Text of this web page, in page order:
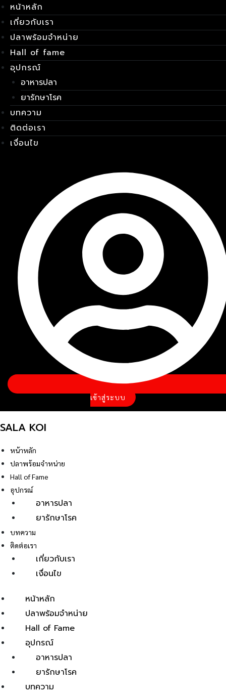
Skip
to
content
หน้าหลัก
เกี่ยวกับเรา
ปลาพร้อมจำหน่าย
Hall of fame
อุปกรณ์
อาหารปลา
ยารักษาโรค
บทความ
ติดต่อเรา
เงื่อนไข
เข้าสู่ระบบ
SALA KOI
หน้าหลัก
ปลาพร้อมจำหน่าย
Hall of Fame
อุปกรณ์
อาหารปลา
ยารักษาโรค
บทความ
ติดต่อเรา
เกี่ยวกับเรา
เงื่อนไข
หน้าหลัก
ปลาพร้อมจำหน่าย
Hall of Fame
อุปกรณ์
อาหารปลา
ยารักษาโรค
บทความ
เมนู